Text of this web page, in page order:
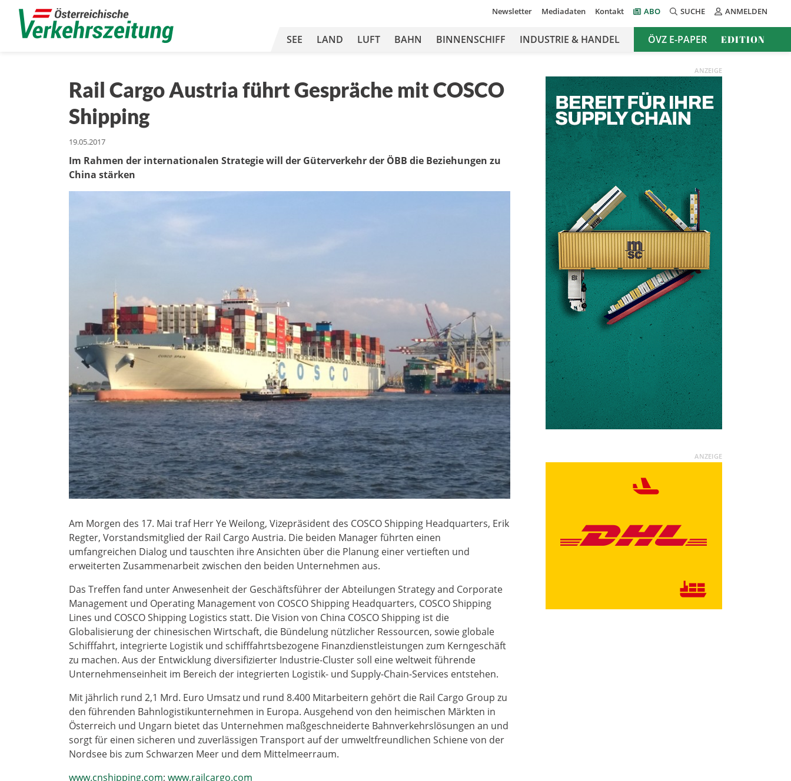
Newsletter Mediadaten Kontakt ABO SUCHE ANMELDEN
SEE LAND LUFT BAHN BINNENSCHIFF INDUSTRIE & HANDEL ÖVZ E-PAPER EDITION
Rail Cargo Austria führt Gespräche mit COSCO
Shipping
19.05.2017
Im Rahmen der internationalen Strategie will der Güterverkehr der ÖBB die Beziehungen zu
China stärken
Am Morgen des 17. Mai traf Herr Ye Weilong, Vizepräsident des COSCO Shipping Headquarters, Erik
Regter, Vorstandsmitglied der Rail Cargo Austria. Die beiden Manager führten einen
umfangreichen Dialog und tauschten ihre Ansichten über die Planung einer vertieften und
erweiterten Zusammenarbeit zwischen den beiden Unternehmen aus.
Das Treffen fand unter Anwesenheit der Geschäftsführer der Abteilungen Strategy and Corporate
Management und Operating Management von COSCO Shipping Headquarters, COSCO Shipping
Lines und COSCO Shipping Logistics statt. Die Vision von China COSCO Shipping ist die
Globalisierung der chinesischen Wirtschaft, die Bündelung nützlicher Ressourcen, sowie globale
Schifffahrt, integrierte Logistik und schifffahrtsbezogene Finanzdienstleistungen zum Kerngeschäft
zu machen. Aus der Entwicklung diversifizierter Industrie-Cluster soll eine weltweit führende
Unternehmenseinheit im Bereich der integrierten Logistik- und Supply-Chain-Services entstehen.
Mit jährlich rund 2,1 Mrd. Euro Umsatz und rund 8.400 Mitarbeitern gehört die Rail Cargo Group zu
den führenden Bahnlogistikunternehmen in Europa. Ausgehend von den heimischen Märkten in
Österreich und Ungarn bietet das Unternehmen maßgeschneiderte Bahnverkehrslösungen an und
sorgt für einen sicheren und zuverlässigen Transport auf der umweltfreundlichen Schiene von der
Nordsee bis zum Schwarzen Meer und dem Mittelmeerraum.
www.cnshipping.com; www.railcargo.com
ANZEIGE
ANZEIGE